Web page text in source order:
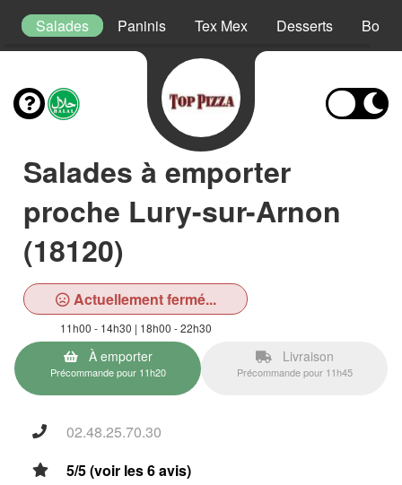
Salades Paninis Tex Mex Desserts
Salades à emporter
proche Lury-sur-Arnon
(18120)
Actuellement fermé...
11h00 - 14h30 | 18h00 - 22h30
À emporter
Précommande pour 11h20
Livraison
Précommande pour 11h45
02.48.25.70.30
5/5 (voir les 6 avis)